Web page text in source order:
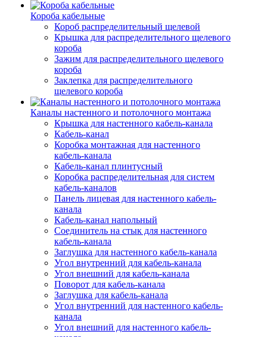
Короба кабельные
Короб распределительный щелевой
Крышка для распределительного щелевого
короба
Зажим для распределительного щелевого
короба
Заклепка для распределительного
щелевого короба
Каналы настенного и потолочного монтажа
Крышка для настенного кабель-канала
Кабель-канал
Коробка монтажная для настенного
кабель-канала
Кабель-канал плинтусный
Коробка распределительная для систем
кабель-каналов
Панель лицевая для настенного кабель-
канала
Кабель-канал напольный
Соединитель на стык для настенного
кабель-канала
Заглушка для настенного кабель-канала
Угол внутренний для кабель-канала
Угол внешний для кабель-канала
Поворот для кабель-канала
Заглушка для кабель-канала
Угол внутренний для настенного кабель-
канала
Угол внешний для настенного кабель-